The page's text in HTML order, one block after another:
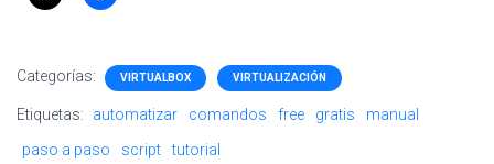
Categorías: VIRTUALBOX VIRTUALIZACIÓN
Etiquetas: automatizar comandos free gratis
manual
paso a paso
script tutorial